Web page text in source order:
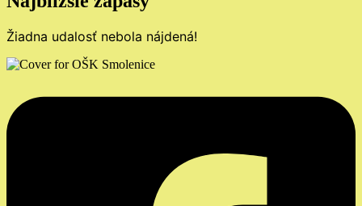
Žiadna udalosť nebola nájdená!